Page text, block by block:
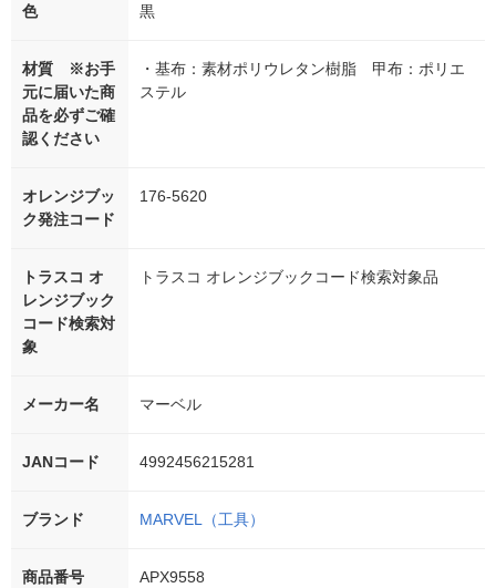
色 黒
材質 ※お手
元に届いた商
品を必ずご確
認ください
・基布：素材ポリウレタン樹脂 甲布：ポリエ
ステル
オレンジブッ
ク発注コード
176-5620
トラスコ オ
レンジブック
コード検索対
象
トラスコ オレンジブックコード検索対象品
メーカー名 マーベル
JANコード 4992456215281
ブランド MARVEL（工具）
商品番号 APX9558